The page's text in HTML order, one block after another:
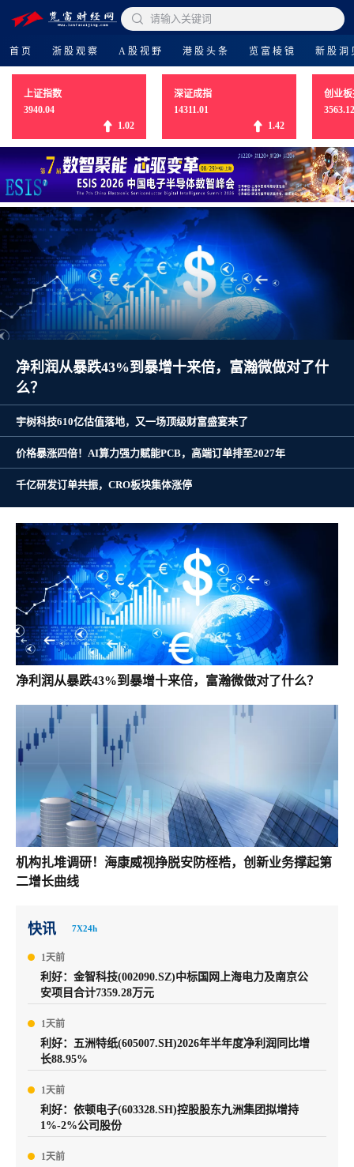
 请输入关键词
首页 浙股观察 A股视野 港股头条 览富棱镜 新股洞
上证指数
3940.04
1.02
深证成指
14311.01
1.42
创业
3563.12
净利润从暴跌43%到暴增十来倍，富瀚微做对了什
么？
宇树科技610亿估值落地，又一场顶级财富盛宴来了
价格暴涨四倍！AI算力强力赋能PCB，高端订单排至2027年
千亿研发订单共振，CRO板块集体涨停
净利润从暴跌43%到暴增十来倍，富瀚微做对了什么？
机构扎堆调研！海康威视挣脱安防桎梏，创新业务撑起第
二增长曲线
快讯 7X24h
1天前
利好：金智科技(002090.SZ)中标国网上海电力及南京公
安项目合计7359.28万元
1天前
利好：五洲特纸(605007.SH)2026年半年度净利润同比增
长88.95%
1天前
利好：依顿电子(603328.SH)控股股东九洲集团拟增持
1%-2%公司股份
1天前